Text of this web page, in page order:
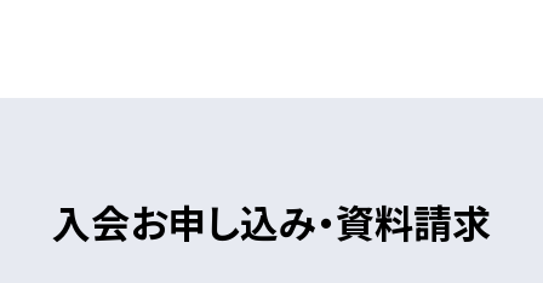
入会お申し込み・資料請求